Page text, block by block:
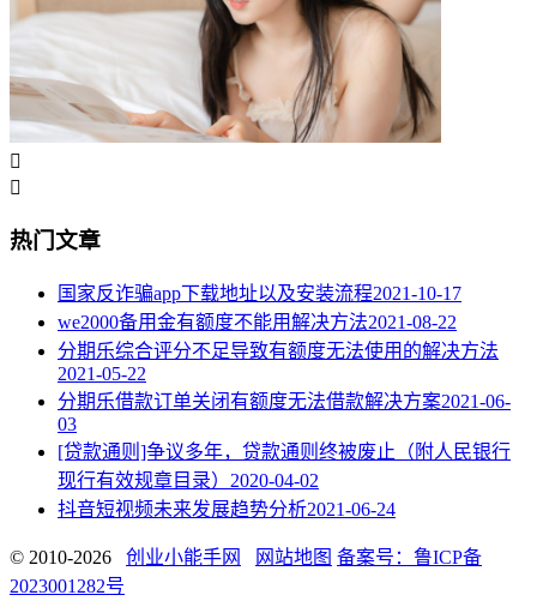


热门文章
国家反诈骗app下载地址以及安装流程2021-10-17
we2000备用金有额度不能用解决方法2021-08-22
分期乐综合评分不足导致有额度无法使用的解决方法
2021-05-22
分期乐借款订单关闭有额度无法借款解决方案2021-06-
03
[贷款通则]争议多年，贷款通则终被废止（附人民银行
现行有效规章目录） 2020-04-02
抖音短视频未来发展趋势分析2021-06-24
© 2010-2026 创业小能手网 网站地图 备案号：鲁ICP备
2023001282号